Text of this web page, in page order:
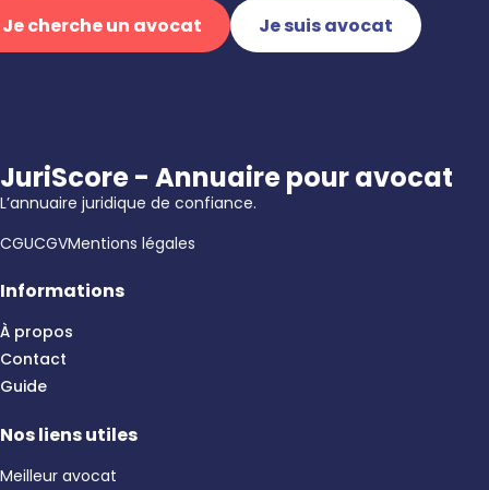
Je cherche un avocat
Je suis avocat
JuriScore - Annuaire pour avocat
L’annuaire juridique de confiance.
CGUCGVMentions légales
Informations
À propos
Contact
Guide
Nos liens utiles
Meilleur avocat